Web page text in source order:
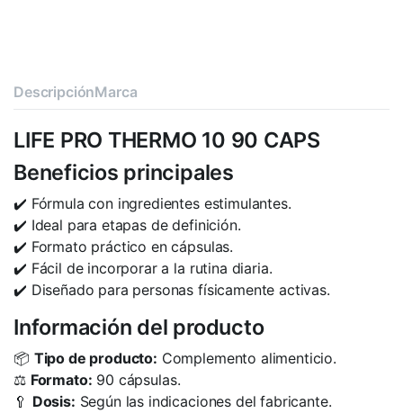
DescripciónMarca
LIFE PRO THERMO 10 90 CAPS
Beneficios principales
✔️ Fórmula con ingredientes estimulantes.
✔️ Ideal para etapas de definición.
✔️ Formato práctico en cápsulas.
✔️ Fácil de incorporar a la rutina diaria.
✔️ Diseñado para personas físicamente activas.
Información del producto
📦 Tipo de producto: Complemento alimenticio.
⚖️ Formato: 90 cápsulas.
🥄 Dosis: Según las indicaciones del fabricante.